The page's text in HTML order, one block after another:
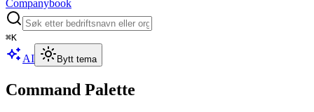
Companybook
⌘K
AI Bytt tema
Command Palette